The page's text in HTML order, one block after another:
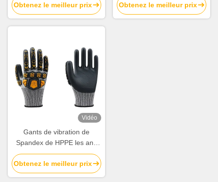
l'entreposage
Obtenez le meilleur prix
les coupures
Obtenez le meilleur prix
Vidéo
Gants de vibration de
Spandex de HPPE les anti
saisissent m XXL de
résistance à l'abrasion
Obtenez le meilleur prix